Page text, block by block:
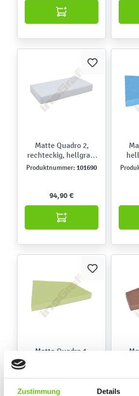
Zustimmung Details
Matte Quadro 2,
rechteckig, hellgrau,
H 10 cm
Produktnummer: 101690
94,90 €
Matte Quadro 1,